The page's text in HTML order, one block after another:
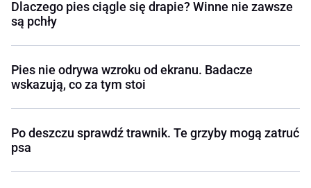
Dlaczego pies ciągle się drapie? Winne nie zawsze
są pchły
Pies nie odrywa wzroku od ekranu. Badacze
wskazują, co za tym stoi
Po deszczu sprawdź trawnik. Te grzyby mogą zatruć
psa